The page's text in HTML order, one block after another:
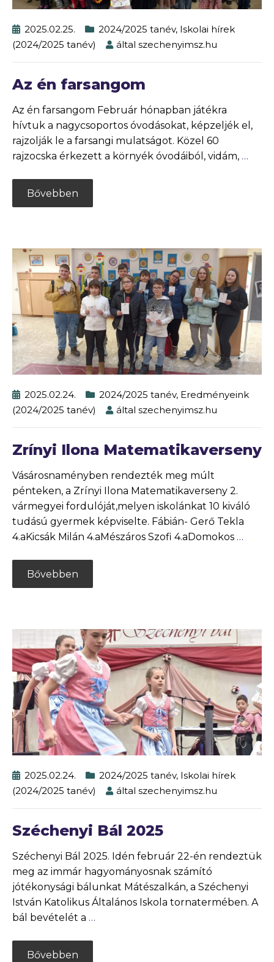
2025.02.25. 2024/2025 tanév, Iskolai hírek
(2024/2025 tanév)
által szechenyimsz.hu
Az én farsangom
Az én farsangom Február hónapban játékra
hívtuk a nagycsoportos óvodásokat, képzeljék el,
rajzolják le a farsangi mulatságot. Közel 60
rajzocska érkezett a környék óvodáiból, vidám, …
Bővebben
2025.02.24. 2024/2025 tanév, Eredményeink
(2024/2025 tanév)
által szechenyimsz.hu
Zrínyi Ilona Matematikaverseny
Vásárosnaményben rendezték meg múlt
pénteken, a Zrínyi Ilona Matematikaverseny 2.
vármegyei fordulóját,melyen iskolánkat 10 kiváló
tudású gyermek képviselte. Fábián- Gerő Tekla
4.aKicsák Milán 4.aMészáros Szofi 4.aDomokos …
Bővebben
2025.02.24. 2024/2025 tanév, Iskolai hírek
(2024/2025 tanév)
által szechenyimsz.hu
Széchenyi Bál 2025
Széchenyi Bál 2025. Idén február 22-én rendeztük
meg az immár hagyományosnak számító
jótékonysági bálunkat Mátészalkán, a Széchenyi
István Katolikus Általános Iskola tornatermében. A
bál bevételét a …
Bővebben